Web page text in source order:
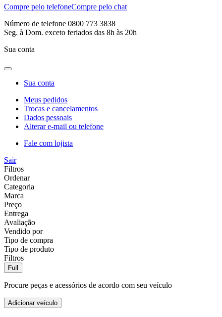
Compre pelo telefoneCompre pelo chat
Número de telefone 0800 773 3838
Seg. à Dom. exceto feriados das 8h às 20h
Sua conta
Sua conta
Meus pedidos
Trocas e cancelamentos
Dados pessoais
Alterar e-mail ou telefone
Fale com lojista
Sair
Filtros
Ordenar
Categoria
Marca
Preço
Entrega
Avaliação
Vendido por
Tipo de compra
Tipo de produto
Filtros
Full
Procure peças e acessórios de acordo com seu veículo
Adicionar veículo